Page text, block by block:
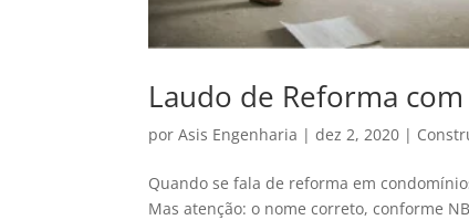
Laudo de Reforma
porAsis Engenharia |dez 2, 2020 |
Quando se fala de reforma em
Mas atenção: o nome correto, conforme